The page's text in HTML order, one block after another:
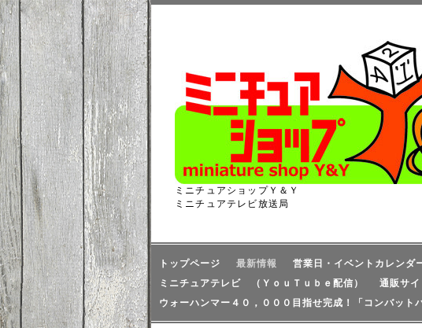
ミニチュアショップＹ＆Ｙ
ミニチュアテレビ放送局
トップページ 最新情報 営業日・イベントカレンダ
ミニチュアテレビ （ＹｏｕＴｕｂｅ配信）
通販サ
ウォーハンマー４０，０００目指せ完成！「コンバット